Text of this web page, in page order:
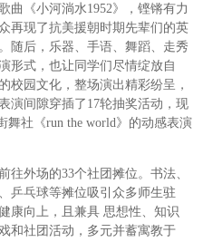
曲《小河淌水1952》，铿锵有力
再现了抗美援朝时期先辈们的英
随后，乐器、手语、舞蹈、走秀
形式，也让同学们尽情绽放自
校园文化，整场演出精彩纷呈，
演间隙穿插了17轮抽奖活动，现
舞社《run the world》的动感表演
往外场的33个社团摊位。书法、
乒乓球等摊位吸引众多师生驻
康向上，且兼具 思想性、知识
和社团活动，多元并蓄寓教于